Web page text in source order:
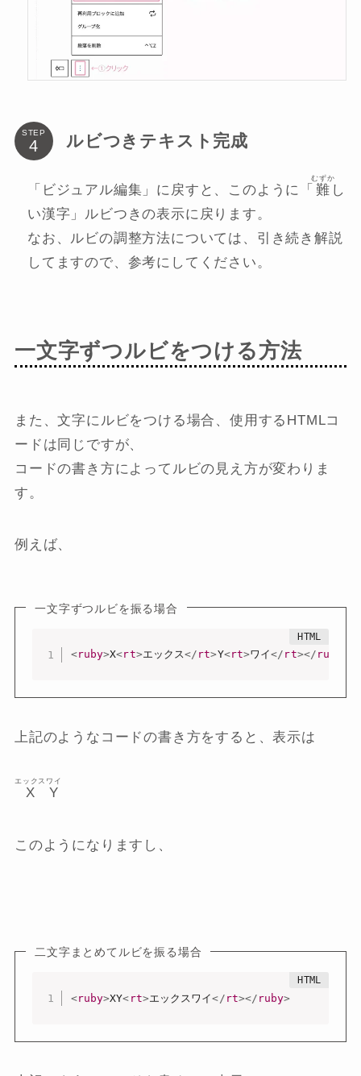
STEP ルビつきテキスト完成
「ビジュアル編集」に戻すと、このように「 難
むずか
し
い漢字」ルビつきの表示に戻ります。
なお、ルビの調整方法については、引き続き解説
してますので、参考にしてください。
一文字ずつルビをつける方法
また、文字にルビをつける場合、使用するHTMLコ
ードは同じですが、
コードの書き方によってルビの見え方が変わりま
す。
例えば、
一文字ずつルビを振る場合
<ruby>X<rt>エックス</ rt>Y<rt>ワイ</ rt></ ruby
上記のようなコードの書き方をすると、表示は
X
エックス
Y
ワイ
このようになりますし、
二文字まとめてルビを振る場合
<ruby>XY< rt>エックスワイ</ rt></ ruby>